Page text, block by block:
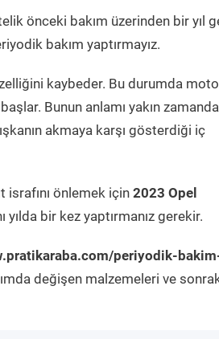
önceki bakım üzerinden bir yıl
bakım yaptırmayız.
kaybeder. Bu durumda
Bunun anlamı yakın zamanda
akmaya karşı gösterdiği iç
israfını önlemek için 2023 Opel
yılda bir kez yaptırmanız gerekir.
periyodik-
değişen malzemeleri ve